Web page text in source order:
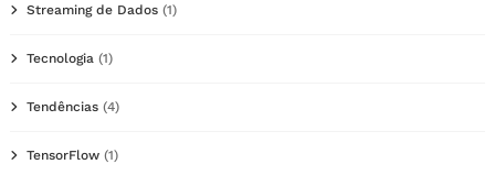
Streaming de Dados (1)
Tecnologia (1)
Tendências (4)
TensorFlow (1)